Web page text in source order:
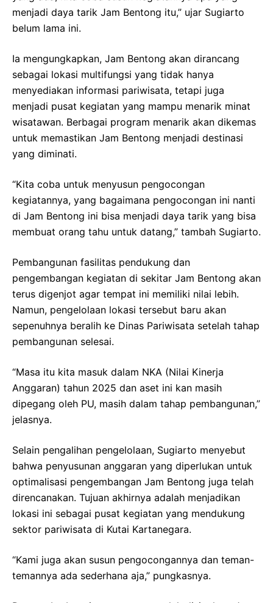
menjadi daya tarik Jam Bentong itu,” ujar Sugiarto
belum lama ini.
Ia mengungkapkan, Jam Bentong akan dirancang
sebagai lokasi multifungsi yang tidak hanya
menyediakan informasi pariwisata, tetapi juga
menjadi pusat kegiatan yang mampu menarik minat
wisatawan. Berbagai program menarik akan dikemas
untuk memastikan Jam Bentong menjadi destinasi
yang diminati.
“Kita coba untuk menyusun pengocongan
kegiatannya, yang bagaimana pengocongan ini nanti
di Jam Bentong ini bisa menjadi daya tarik yang bisa
membuat orang tahu untuk datang,” tambah Sugiarto.
Pembangunan fasilitas pendukung dan
pengembangan kegiatan di sekitar Jam Bentong akan
terus digenjot agar tempat ini memiliki nilai lebih.
Namun, pengelolaan lokasi tersebut baru akan
sepenuhnya beralih ke Dinas Pariwisata setelah tahap
pembangunan selesai.
“Masa itu kita masuk dalam NKA (Nilai Kinerja
Anggaran) tahun 2025 dan aset ini kan masih
dipegang oleh PU, masih dalam tahap pembangunan,”
jelasnya.
Selain pengalihan pengelolaan, Sugiarto menyebut
bahwa penyusunan anggaran yang diperlukan untuk
optimalisasi pengembangan Jam Bentong juga telah
direncanakan. Tujuan akhirnya adalah menjadikan
lokasi ini sebagai pusat kegiatan yang mendukung
sektor pariwisata di Kutai Kartanegara.
“Kami juga akan susun pengocongannya dan teman-
temannya ada sederhana aja,” pungkasnya.